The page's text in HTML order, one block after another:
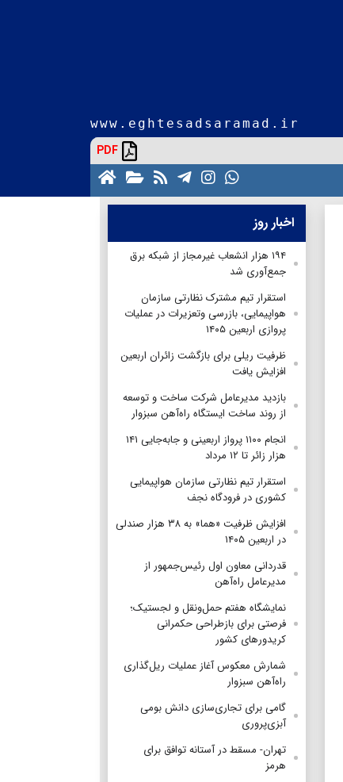
www.eghtesadsaramad.ir
PDF
اخبار روز
۱۹۴ هزار انشعاب غیرمجاز از شبکه برق
جمع‌آوری شد
استقرار تیم مشترک نظارتی سازمان
هواپیمایی، بازرسی وتعزیرات در عملیات
پروازی اربعین ۱۴۰۵
ظرفیت ریلی برای بازگشت زائران اربعین
افزایش یافت
بازدید مدیرعامل شرکت ساخت و توسعه
از روند ساخت ایستگاه راه‌آهن سبزوار
انجام ۱۱۰۰ پرواز اربعینی و جابه‌جایی ۱۴۱
هزار زائر تا ۱۲ مرداد
استقرار تیم‌ نظارتی سازمان هواپیمایی
کشوری در فرودگاه نجف
افزایش ظرفیت «هما» به ۳۸ هزار صندلی
در اربعین ۱۴۰۵
قدردانی معاون اول رئیس‌جمهور از
مدیرعامل راه‌آهن
نمایشگاه هفتم حمل‌ونقل و لجستیک؛
فرصتی برای بازطراحی حکمرانی
کریدورهای کشور
شمارش معکوس آغاز عملیات ریل‌گذاری
راه‌آهن سبزوار
گامی برای تجاری‌سازی دانش بومی
آبزی‌پروری
تهران- مسقط در آستانه توافق برای
هرمز